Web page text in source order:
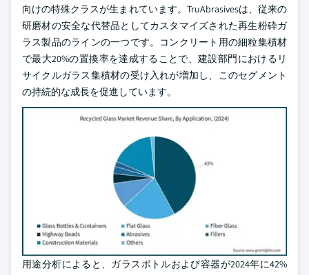
向けの特殊クラスが生まれています。TruAbrasivesは、従来の
研磨材の安全な代替品としてカスタマイズされた再生粉砕ガ
ラス製品のラインの一つです。コンクリート用の細粒集積材
で最大20%の置換率を達成することで、建設部門におけるリ
サイクルガラス集積材の受け入れが増加し、このセグメント
の持続的な成長を促進しています。
用途分析によると、ガラスボトルおよび容器が2024年に42%